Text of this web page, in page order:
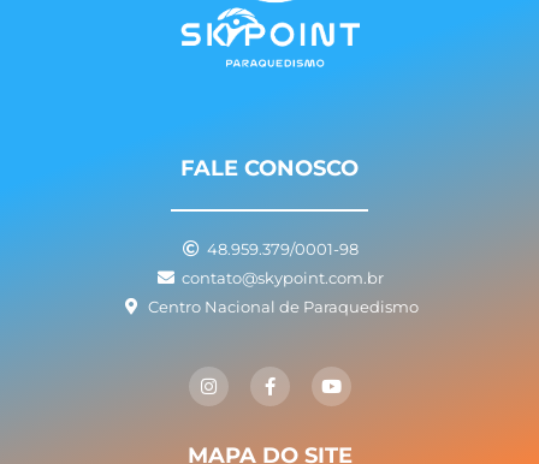
FALE CONOSCO
48.959.379/0001-98
contato@skypoint.com.br
Centro Nacional de Paraquedismo
n
s
t
r
a
c
e
o
o
u
t
e
MAPA DO SITE